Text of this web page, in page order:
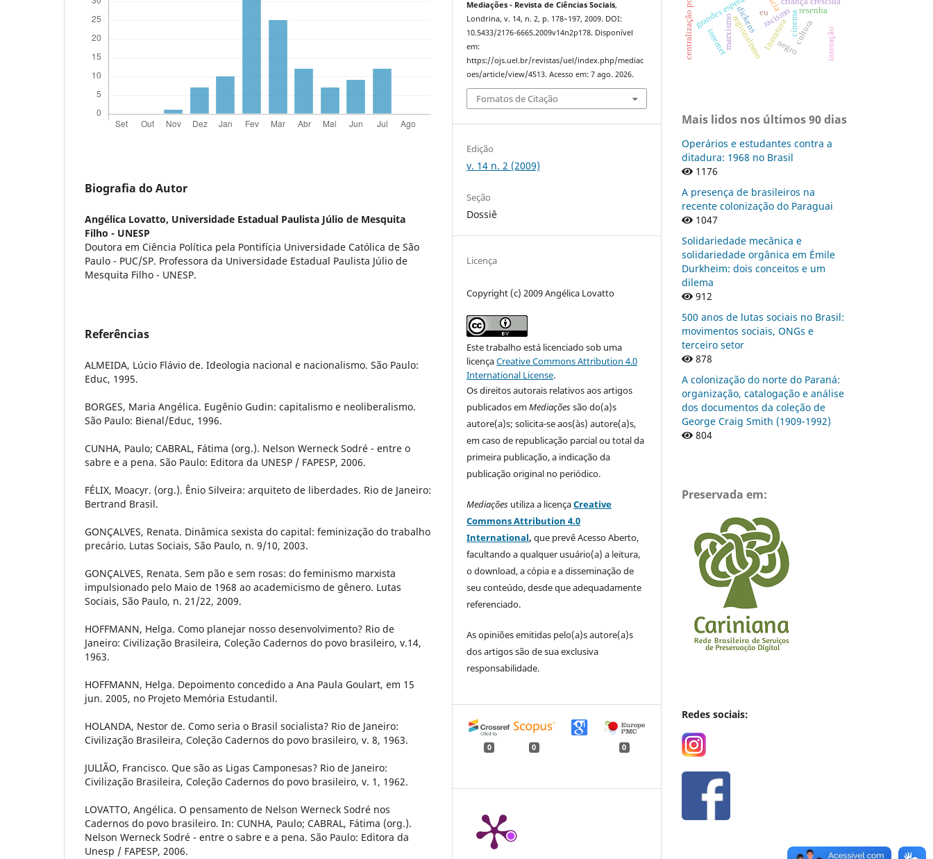
Biografia do Autor
Angélica Lovatto, Universidade Estadual Paulista Júlio de Mesquita
Filho - UNESP
Doutora em Ciência Política pela Pontifícia Universidade Católica de São
Paulo - PUC/SP. Professora da Universidade Estadual Paulista Júlio de
Mesquita Filho - UNESP.
Referências
ALMEIDA, Lúcio Flávio de. Ideologia nacional e nacionalismo. São Paulo:
Educ, 1995.
BORGES, Maria Angélica. Eugênio Gudin: capitalismo e neoliberalismo.
São Paulo: Bienal/Educ, 1996.
CUNHA, Paulo; CABRAL, Fátima (org.). Nelson Werneck Sodré - entre o
sabre e a pena. São Paulo: Editora da UNESP / FAPESP, 2006.
FÉLIX, Moacyr. (org.). Ênio Silveira: arquiteto de liberdades. Rio de Janeiro:
Bertrand Brasil.
GONÇALVES, Renata. Dinâmica sexista do capital: feminização do trabalho
precário. Lutas Sociais, São Paulo, n. 9/10, 2003.
GONÇALVES, Renata. Sem pão e sem rosas: do feminismo marxista
impulsionado pelo Maio de 1968 ao academicismo de gênero. Lutas
Sociais, São Paulo, n. 21/22, 2009.
HOFFMANN, Helga. Como planejar nosso desenvolvimento? Rio de
Janeiro: Civilização Brasileira, Coleção Cadernos do povo brasileiro, v.14,
1963.
HOFFMANN, Helga. Depoimento concedido a Ana Paula Goulart, em 15
jun. 2005, no Projeto Memória Estudantil.
HOLANDA, Nestor de. Como seria o Brasil socialista? Rio de Janeiro:
Civilização Brasileira, Coleção Cadernos do povo brasileiro, v. 8, 1963.
JULIÃO, Francisco. Que são as Ligas Camponesas? Rio de Janeiro:
Civilização Brasileira, Coleção Cadernos do povo brasileiro, v. 1, 1962.
LOVATTO, Angélica. O pensamento de Nelson Werneck Sodré nos
Cadernos do povo brasileiro. In: CUNHA, Paulo; CABRAL, Fátima (org.).
Nelson Werneck Sodré - entre o sabre e a pena. São Paulo: Editora da
Unesp / FAPESP, 2006.
Mediações - Revista de Ciências Sociais,
Londrina, v. 14, n. 2, p. 178–197, 2009. DOI:
10.5433/2176-6665.2009v14n2p178. Disponível
em:
https://ojs.uel.br/revistas/uel/index.php/mediac
oes/article/view/4513. Acesso em: 7 ago. 2026.
Fomatos de Citação
Edição
v. 14 n. 2 (2009)
Seção
Dossiê
Licença
Copyright (c) 2009 Angélica Lovatto
Este trabalho está licenciado sob uma
licençaCreative Commons Attribution 4.0
International License.
Os direitos autorais relativos aos artigos
publicados emMediaçõessão do(a)s
autore(a)s; solicita-se aos(às) autore(a)s,
em caso de republicação parcial ou total da
primeira publicação, a indicação da
publicação original no periódico.
Mediações utiliza a licençaCreative
Commons Attribution 4.0
International,que prevê Acesso Aberto,
facultando a qualquer usuário(a) a leitura,
o download, a cópia e a disseminação de
seu conteúdo, desde que adequadamente
referenciado.
As opiniões emitidas pelo(a)s autore(a)s
dos artigos são de sua exclusiva
responsabilidade.
0 0 0
dickens cinema
centralização política literatura
regionalismo cultura
negro
racismo
marxismo
eu
interação
internet
resenha
Mais lidos nos últimos 90 dias
Operários e estudantes contra a
ditadura: 1968 no Brasil
1176
A presença de brasileiros na
recente colonização do Paraguai
1047
Solidariedade mecânica e
solidariedade orgânica em Émile
Durkheim: dois conceitos e um
dilema
912
500 anos de lutas sociais no Brasil:
movimentos sociais, ONGs e
terceiro setor
878
A colonização do norte do Paraná:
organização, catalogação e análise
dos documentos da coleção de
George Craig Smith (1909-1992)
804
Preservada em:
Redes sociais: